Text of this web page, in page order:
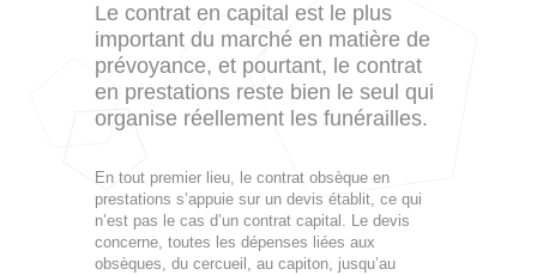
Le contrat en capital est le plus
important du marché en matière de
prévoyance, et pourtant, le contrat
en prestations reste bien le seul qui
organise réellement les funérailles.
En tout premier lieu, le contrat obsèque en
prestations s’appuie sur un devis établit, ce qui
n’est pas le cas d’un contrat capital. Le devis
concerne, toutes les dépenses liées aux
obsèques, du cercueil, au capiton, jusqu’au